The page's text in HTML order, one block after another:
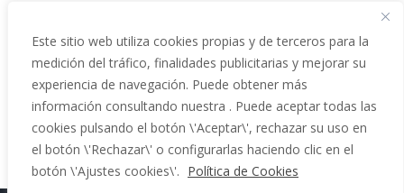
Este sitio web utiliza cookies propias y de terceros para la
medición del tráfico, finalidades publicitarias y mejorar su
experiencia de navegación. Puede obtener más
información consultando nuestra . Puede aceptar todas las
cookies pulsando el botón \'Aceptar\', rechazar su uso en
el botón \'Rechazar\' o configurarlas haciendo clic en el
botón \'Ajustes cookies\'. Política de Cookies
Servicios especiales